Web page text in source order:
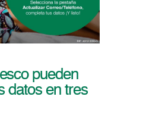
pueden
datos en tres